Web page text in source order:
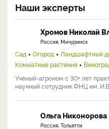
Наши эксперты
Хромов Николай
Россия, Мичуринск
Сад Огород Ландшафтный
Комнатные растения
Ученый-агроном с 30+ лет
научный сотрудник ФНЦ им. И.В.
Ольга Никонорова
Россия, Тольятти